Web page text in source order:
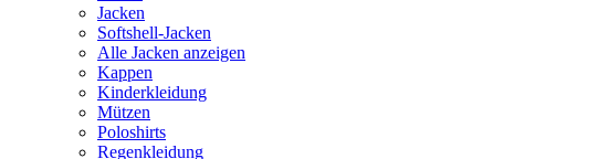
Jacken
Softshell-Jacken
Alle Jacken anzeigen
Kappen
Kinderkleidung
Mützen
Poloshirts
Regenkleidung